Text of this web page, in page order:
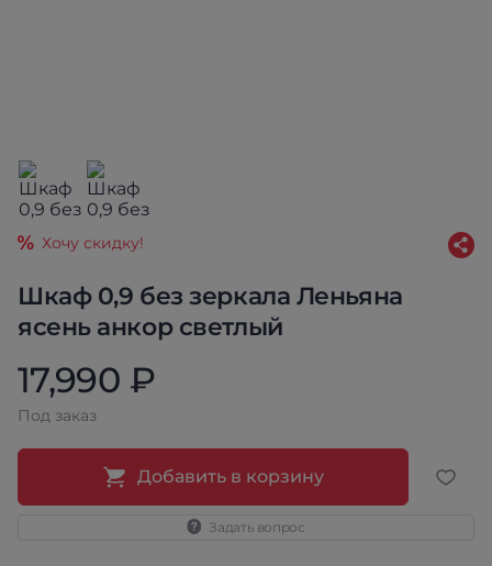
Шкаф 0,9 без зеркала Леньяна
ясень анкор светлый
Хочу скидку!
17,990 ₽
Под заказ
Добавить в корзину
Задать вопрос